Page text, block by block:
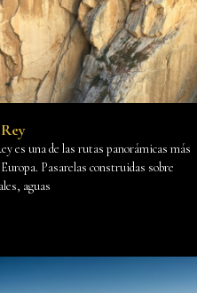
es una de las rutas panorámicas más
Pasarelas construidas sobre
aguas